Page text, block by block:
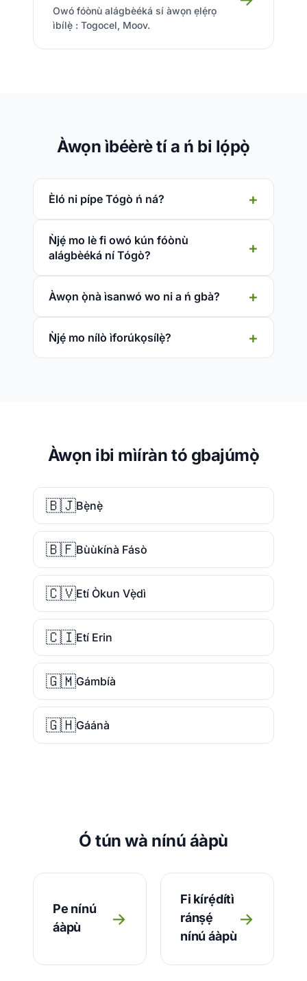
Owó fóònù alágbèéká sí àwọn ẹlẹ́rọ
ìbílẹ̀ : Togocel, Moov.
Àwọn ìbéèrè tí a ń bi lọ́pọ̀
Èló ni pípe Tógò ń ná?
Ǹjẹ́ mo lè fi owó kún fóònù
alágbèéká ní Tógò?
Àwọn ọ̀nà ìsanwó wo ni a ń gbà?
Ǹjẹ́ mo nílò ìforúkọsílẹ̀?
Àwọn ibi mìíràn tó gbajúmọ̀
🇧🇯Bẹ̀nẹ̀
🇧🇫Bùùkínà Fásò
🇨🇻Etí Òkun Vẹ̀dì
🇨🇮Etí Erin
🇬🇲Gámbíà
🇬🇭Gáánà
Ó tún wà nínú áàpù
Pe nínú
áàpù
→
Fi kírẹ́dítì
ránṣẹ́
nínú áàpù
→